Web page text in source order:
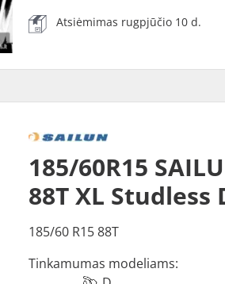
Atsiėmimas rugpjūčio 10 d.
185/60R15
88T XL Studless
185/60 R15 88T
Tinkamumas modeliams: